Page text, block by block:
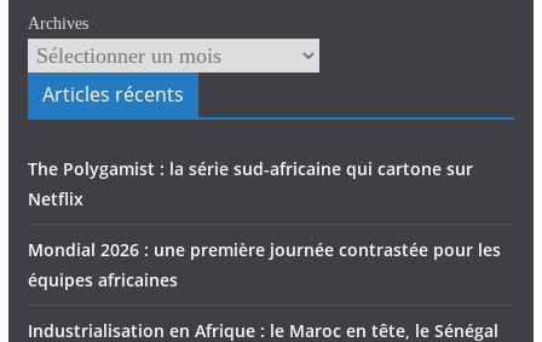
Archives
Articles récents
The Polygamist : la série sud-africaine qui cartone sur
Netflix
Mondial 2026 : une première journée contrastée pour les
équipes africaines
Industrialisation en Afrique : le Maroc en tête, le Sénégal